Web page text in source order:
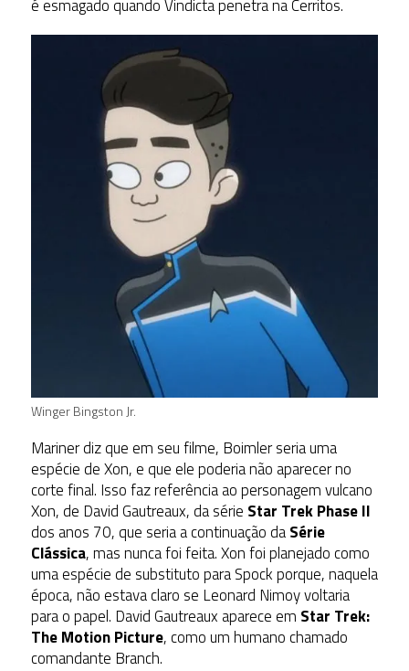
é esmagado quando Vindicta penetra na Cerritos.
Winger Bingston Jr.
Mariner diz que em seu filme, Boimler seria uma
espécie de Xon, e que ele poderia não aparecer no
corte final. Isso faz referência ao personagem vulcano
Xon, de David Gautreaux, da série Star Trek Phase II
dos anos 70, que seria a continuação daSérie
Clássica, mas nunca foi feita. Xon foi planejado como
uma espécie de substituto para Spock porque, naquela
época, não estava claro se Leonard Nimoy voltaria
para o papel. David Gautreaux aparece em Star Trek:
The Motion Picture, como um humano chamado
comandante Branch.